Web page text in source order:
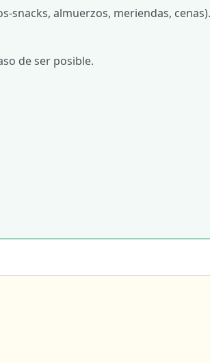
snacks, almuerzos, meriendas, cenas).
de ser posible.